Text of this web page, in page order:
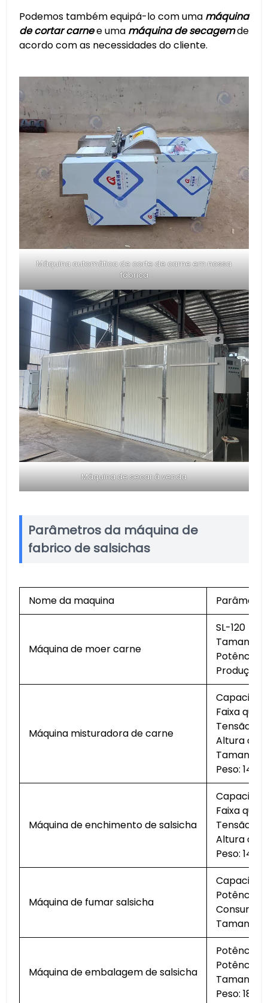
Podemos também equipá-lo com uma máquina
de cortar carnee uma máquina de secagemde
acordo com as necessidades do cliente.
Máquina automática de corte de carne em nossa
fábrica
Máquina de secar à venda
Parâmetros da máquina de
fabrico de salsichas
Nome da maquina Parâmetro
Máquina de moer carne
SL-120
Tamanho:
Potência:
Máquina misturadora de carne
Faixa
Tensão:
Altura do
Tamanho
Peso:
Máquina de enchimento de salsicha
Faixa
Tensão:
Altura do
Peso:
Máquina de fumar salsicha
Potência:
Consumo
Tamanho
Máquina de embalagem de salsicha
Potência
Potência
Tamanho:
Peso: